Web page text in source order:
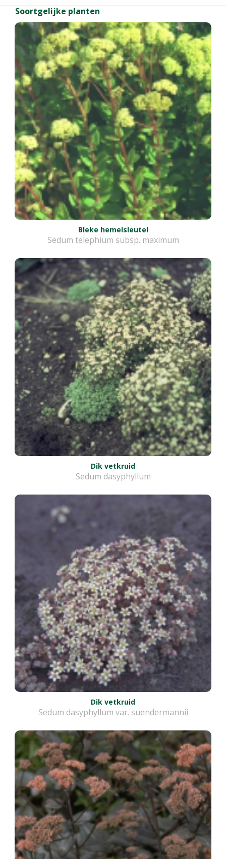
Soortgelijke planten
Bleke hemelsleutel
Sedum telephium subsp. maximum
Dik vetkruid
Sedum dasyphyllum
Dik vetkruid
Sedum dasyphyllum var. suendermannii